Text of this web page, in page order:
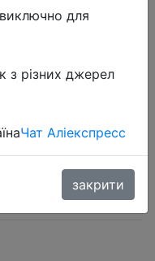
Case
Picnic
для
з різних джерел
Чат Аліекспресс
закрити